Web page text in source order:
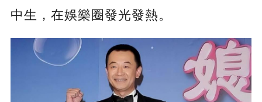
中生，在娛樂圈發光發熱。